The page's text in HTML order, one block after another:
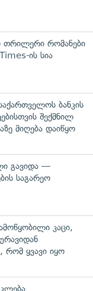
თრილერი რომანები
ის სია
ბანკის
შექმნილ
მიღება დაიწყო
გავიდა —
საგარეო
კაცი,
რომ ყვავი იყო